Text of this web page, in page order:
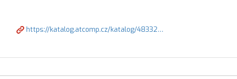
https://katalog.atcomp.cz/katalog/48332…